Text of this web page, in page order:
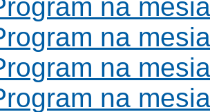
na
na
na
na